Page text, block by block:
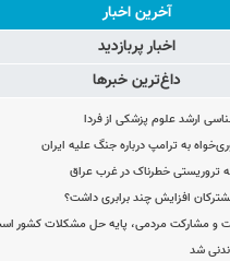
آخرین اخبار
اخبار پربازدید
داغ‌ترین خبرها
ارشد علوم پزشکی از فردا
به ترامپ درباره جنگ علیه ایران
خطرناک در غرب عراق
افزایش چند برابری داشت؟
و مشارکت مردمی، پایه حل مشکلات کشور
شد